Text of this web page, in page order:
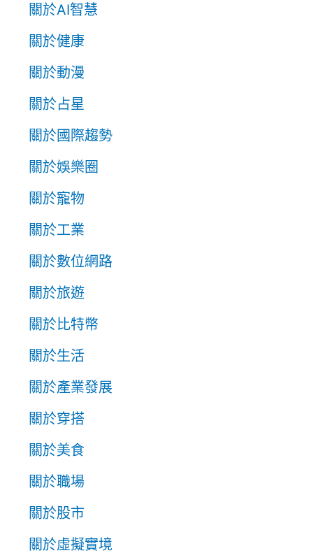
關於AI智慧
關於健康
關於動漫
關於占星
關於國際趨勢
關於娛樂圈
關於寵物
關於工業
關於數位網路
關於旅遊
關於比特幣
關於生活
關於產業發展
關於穿搭
關於美食
關於職場
關於股市
關於虛擬實境